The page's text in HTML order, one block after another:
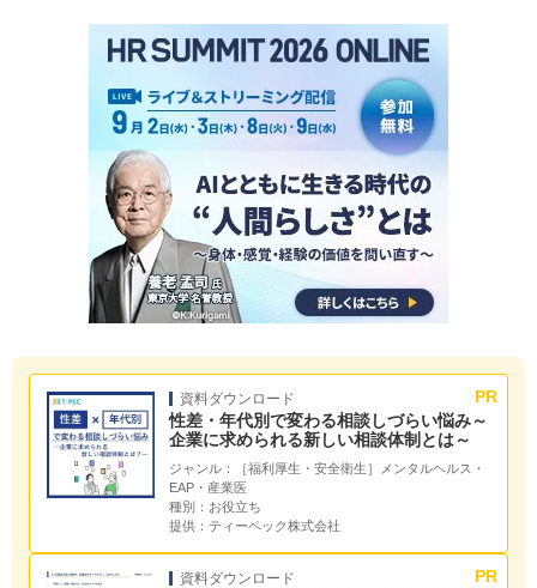
資料ダウンロード
性差・年代別で変わる相談しづらい悩み～
企業に求められる新しい相談体制とは～
ジャンル：
［福利厚生・安全衛生］メンタルヘルス・
EAP・産業医
種別： お役立ち
提供： ティーペック株式会社
資料ダウンロード